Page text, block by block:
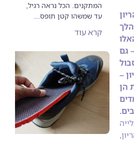
המתקנים. הכל נראה רגיל,
עד שמשהו קטן תופס...
קרא עוד